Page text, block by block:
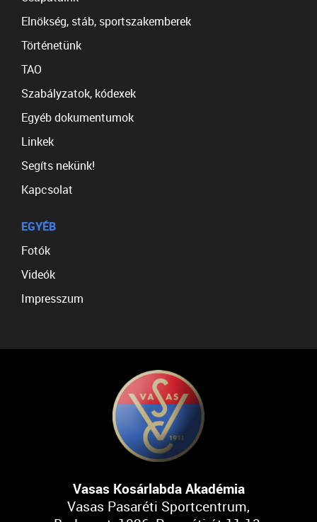
Elnökség, stáb, sportszakemberek
Történetünk
TAO
Szabályzatok, kódexek
Egyéb dokumentumok
Linkek
Segíts nekünk!
Kapcsolat
EGYÉB
Fotók
Videók
Impresszum
Vasas Kosárlabda Akadémia
Vasas Pasaréti Sportcentrum,